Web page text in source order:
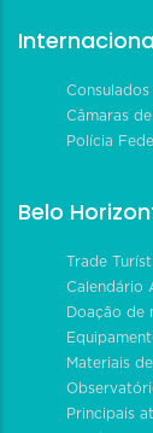
Consulados
Câmaras
Polícia
Belo
Trade
Calendário
Doação de
Materiais
Principais